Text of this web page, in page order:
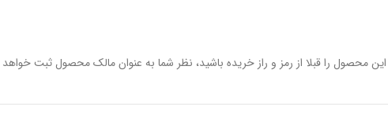
ارتجاعی, قابلیت جلوگیری از سر خوردن, مقاوم در برابر سایش
محصول را قبلا از رمز و راز خریده باشید، نظر شما به عنوان مالک محصول ثبت